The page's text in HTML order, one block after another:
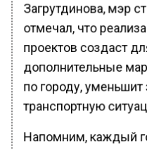
Загрутдинова, мэр
отмечал, что
проектов создаст
дополнительные
по городу,
транспортную
Напомним, каждый